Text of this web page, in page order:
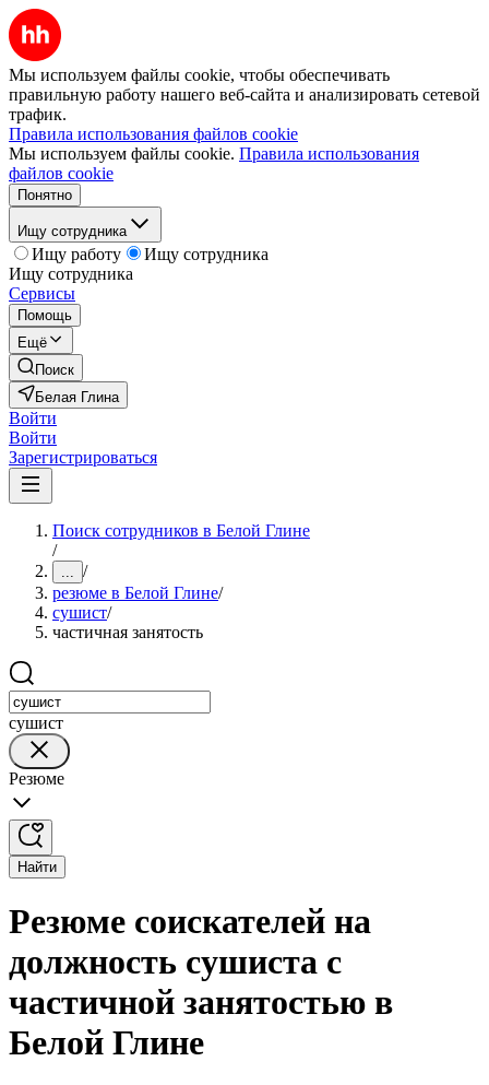
Мы используем файлы cookie, чтобы обеспечивать
правильную работу нашего веб-сайта и анализировать сетевой
трафик.
Правила использования файлов cookie
Мы используем файлы cookie. Правила использования
файлов cookie
Понятно
Ищу сотрудника
Ищу работу
Ищу сотрудника
Ищу сотрудника
Сервисы
Помощь
Ещё
Поиск
Белая Глина
Войти
Войти
Зарегистрироваться
Поиск сотрудников в Белой Глине
/
... /
резюме в Белой Глине/
сушист/
частичная занятость
сушист
Резюме
Найти
Резюме соискателей на
должность сушиста с
частичной занятостью в
Белой Глине